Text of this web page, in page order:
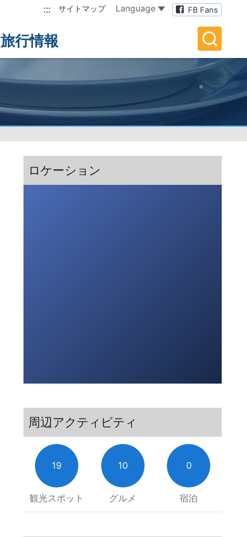
::: サイトマップ Language FB Fans
旅行情報
ロケーション
周辺アクティビティ
19
観光スポット
10
グルメ
0
宿泊